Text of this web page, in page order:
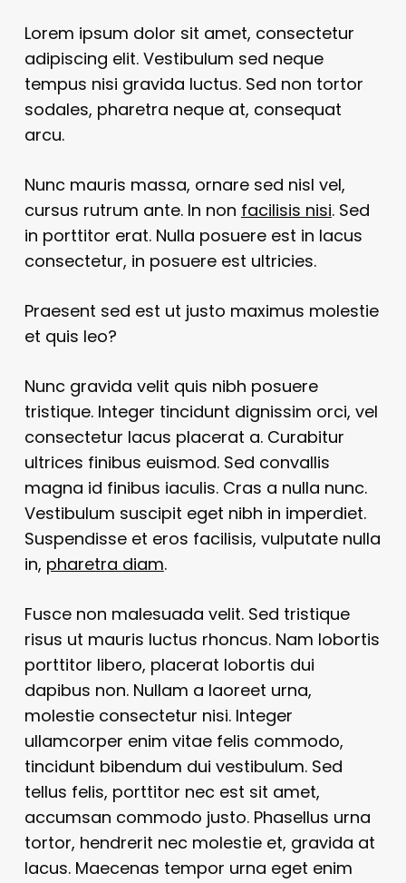
Lorem ipsum dolor sit amet, consectetur
adipiscing elit. Vestibulum sed neque
tempus nisi gravida luctus. Sed non tortor
sodales, pharetra neque at, consequat
arcu.
Nunc mauris massa, ornare sed nisl vel,
cursus rutrum ante. In non facilisis nisi. Sed
in porttitor erat. Nulla posuere est in lacus
consectetur, in posuere est ultricies.
Praesent sed est ut justo maximus molestie
et quis leo?
Nunc gravida velit quis nibh posuere
tristique. Integer tincidunt dignissim orci, vel
consectetur lacus placerat a. Curabitur
ultrices finibus euismod. Sed convallis
magna id finibus iaculis. Cras a nulla nunc.
Vestibulum suscipit eget nibh in imperdiet.
Suspendisse et eros facilisis, vulputate nulla
in, pharetra diam.
Fusce non malesuada velit. Sed tristique
risus ut mauris luctus rhoncus. Nam lobortis
porttitor libero, placerat lobortis dui
dapibus non. Nullam a laoreet urna,
molestie consectetur nisi. Integer
ullamcorper enim vitae felis commodo,
tincidunt bibendum dui vestibulum. Sed
tellus felis, porttitor nec est sit amet,
accumsan commodo justo. Phasellus urna
tortor, hendrerit nec molestie et, gravida at
lacus. Maecenas tempor urna eget enim